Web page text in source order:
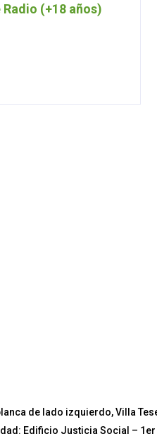
(+18 años)
de lado izquierdo, Villa
Edificio Justicia Social –